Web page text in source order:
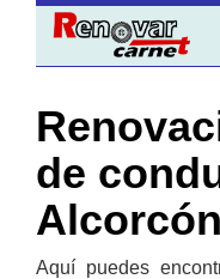
de
Alcorcón
Aquí puedes